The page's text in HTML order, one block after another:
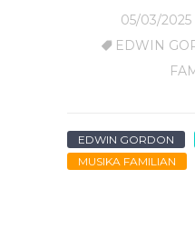
05/03/2025
EDWIN
EDWIN GORDON
MUSIKA FAMILIAN